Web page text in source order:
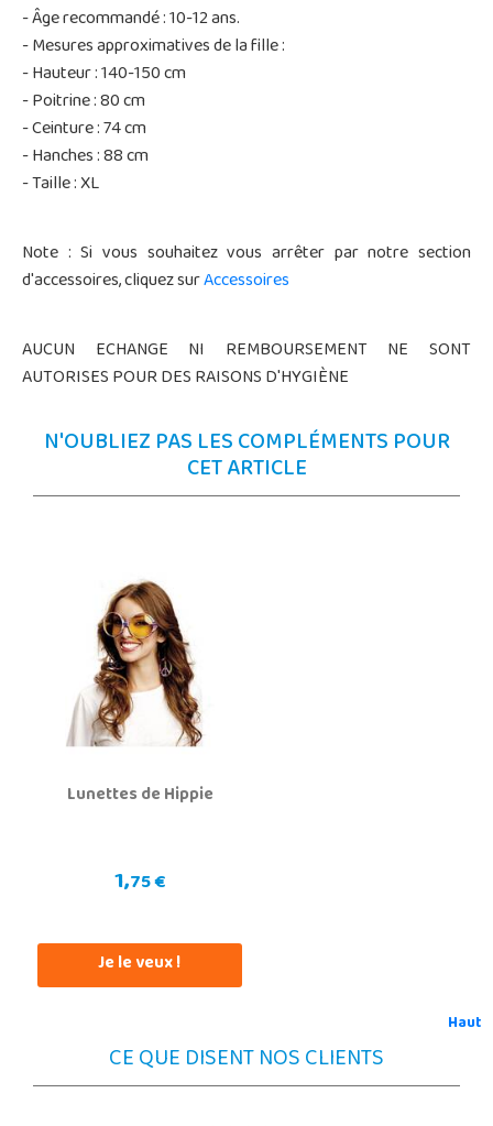
- Âge recommandé : 10-12 ans.
- Mesures approximatives de la fille :
- Hauteur : 140-150 cm
- Poitrine : 80 cm
- Ceinture : 74 cm
- Hanches : 88 cm
- Taille : XL
Note : Si vous souhaitez vous arrêter par notre section
d'accessoires, cliquez surAccessoires
AUCUN ECHANGE NI REMBOURSEMENT NE SONT
AUTORISES POUR DES RAISONS D'HYGIÈNE
N'OUBLIEZ PAS LES COMPLÉMENTS POUR
CET ARTICLE
Lunettes de Hippie
1,75 €
Je le veux !
Haut
CE QUE DISENT NOS CLIENTS